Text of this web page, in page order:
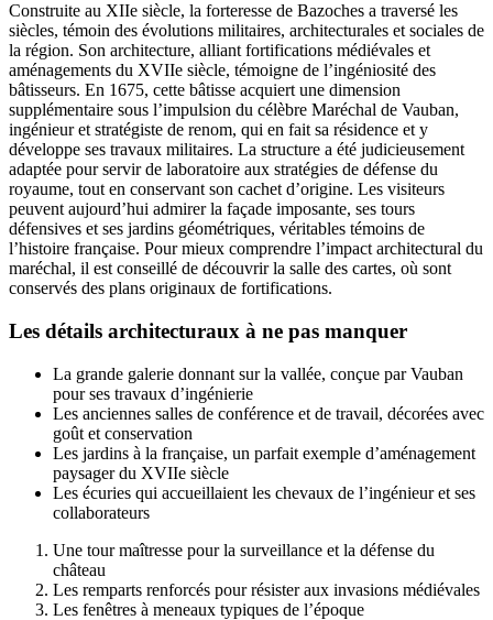
Construite au XIIe siècle, la forteresse de Bazoches a traversé les
siècles, témoin des évolutions militaires, architecturales et sociales de
la région. Son architecture, alliant fortifications médiévales et
aménagements du XVIIe siècle, témoigne de l’ingéniosité des
bâtisseurs. En 1675, cette bâtisse acquiert une dimension
supplémentaire sous l’impulsion du célèbre Maréchal de Vauban,
ingénieur et stratégiste de renom, qui en fait sa résidence et y
développe ses travaux militaires. La structure a été judicieusement
adaptée pour servir de laboratoire aux stratégies de défense du
royaume, tout en conservant son cachet d’origine. Les visiteurs
peuvent aujourd’hui admirer la façade imposante, ses tours
défensives et ses jardins géométriques, véritables témoins de
l’histoire française. Pour mieux comprendre l’impact architectural du
maréchal, il est conseillé de découvrir la salle des cartes, où sont
conservés des plans originaux de fortifications.
Les détails architecturaux à ne pas manquer
La grande galerie donnant sur la vallée, conçue par Vauban
pour ses travaux d’ingénierie
Les anciennes salles de conférence et de travail, décorées avec
goût et conservation
Les jardins à la française, un parfait exemple d’aménagement
paysager du XVIIe siècle
Les écuries qui accueillaient les chevaux de l’ingénieur et ses
collaborateurs
Une tour maîtresse pour la surveillance et la défense du
château
Les remparts renforcés pour résister aux invasions médiévales
Les fenêtres à meneaux typiques de l’époque